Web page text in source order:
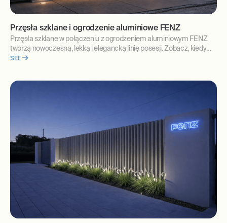
Przęsła szklane i ogrodzenie aluminiowe FENZ
Przęsła szklane w połączeniu z ogrodzeniem aluminiowym FENZ
tworzą nowoczesną, lekką i elegancką linię posesji. Zobacz, kiedy
warto wybrać szkło.
SEE